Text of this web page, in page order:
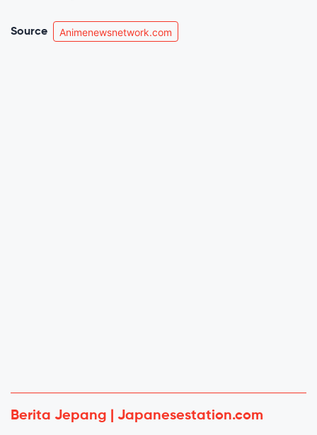
Source Animenewsnetwork.com
Berita Jepang | Japanesestation.com